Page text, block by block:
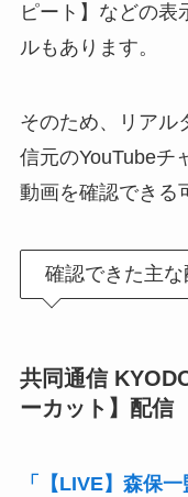
ピート】などの表
ルもあります。
そのため、リアル
信元のYouTubeチ
動画を確認できる
確認できた主な
共同通信
ーカット】配信
「【LIVE】森保